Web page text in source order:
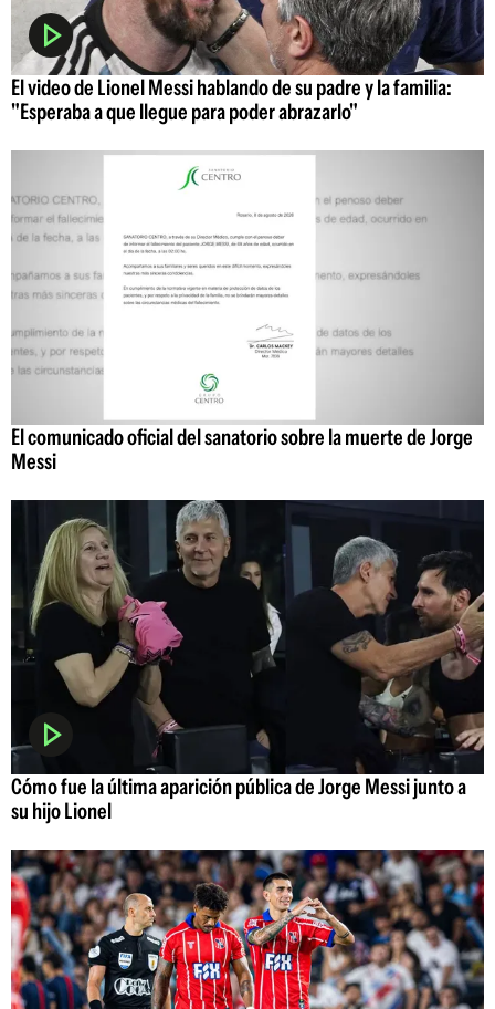
El video de Lionel Messi hablando de su padre y la familia:
"Esperaba a que llegue para poder abrazarlo"
El comunicado oficial del sanatorio sobre la muerte de Jorge
Messi
Cómo fue la última aparición pública de Jorge Messi junto a
su hijo Lionel